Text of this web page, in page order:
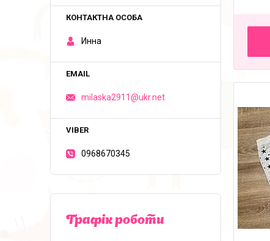
Инна
milaska2911@ukr.net
0968670345
Графік роботи